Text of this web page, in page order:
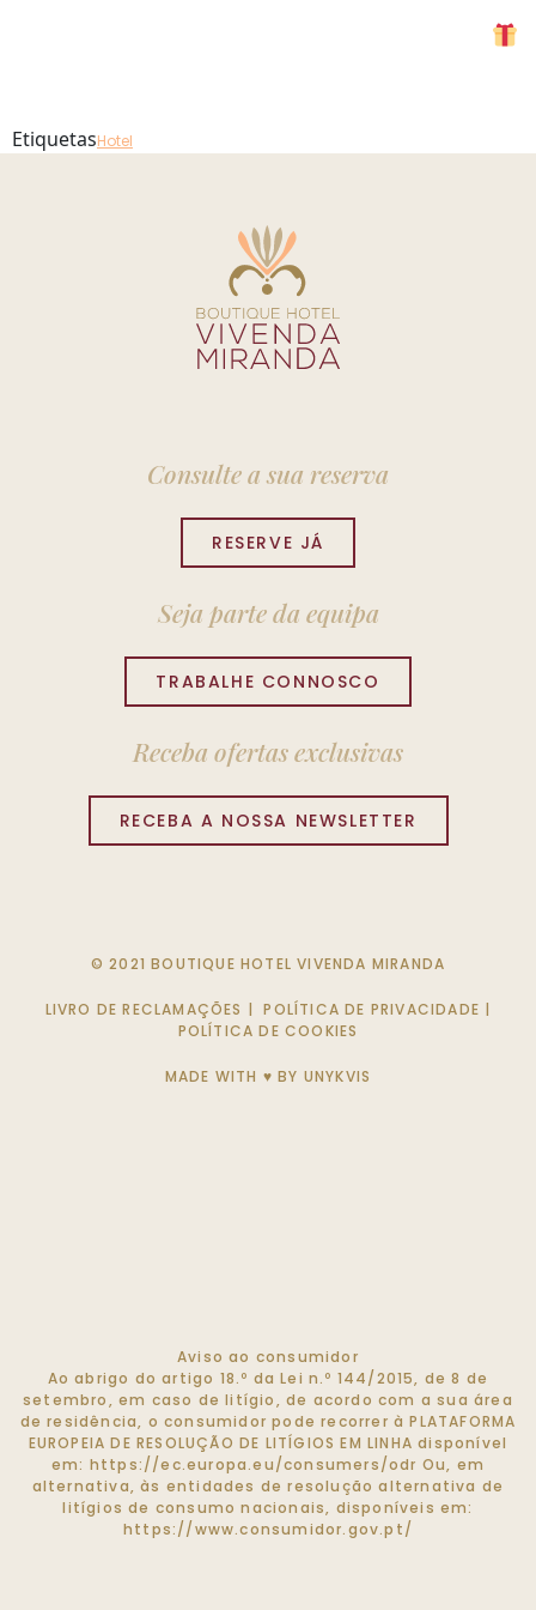
EtiquetasHotel
Consulte a sua reserva
RESERVE JÁ
Seja parte da equipa
TRABALHE CONNOSCO
Receba ofertas exclusivas
RECEBA A NOSSA NEWSLETTER
© 2021 BOUTIQUE HOTEL VIVENDA MIRANDA
LIVRO DE RECLAMAÇÕES |POLÍTICA DE PRIVACIDADE |
POLÍTICA DE COOKIES
MADE WITH ♥ BY UNYKVIS
Aviso ao consumidor
Ao abrigo do artigo 18.º da Lei n.º 144/2015, de 8 de
setembro, em caso de litígio, de acordo com a sua área
de residência, o consumidor pode recorrer à PLATAFORMA
EUROPEIA DE RESOLUÇÃO DE LITÍGIOS EM LINHA disponível
em: https://ec.europa.eu/consumers/odr Ou, em
alternativa, às entidades de resolução alternativa de
litígios de consumo nacionais, disponíveis em:
https://www.consumidor.gov.pt/